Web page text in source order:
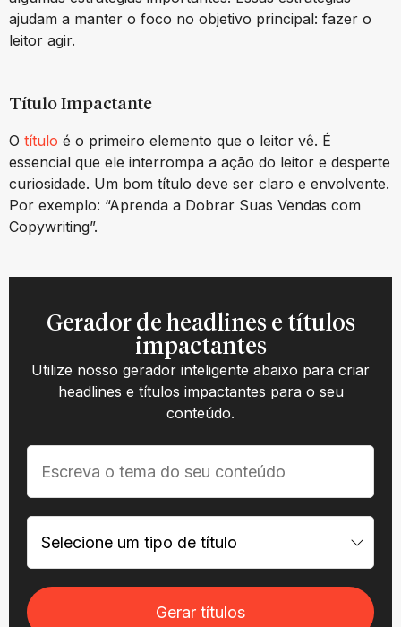
ajudam a manter o foco no objetivo principal: fazer o
leitor agir.
Título Impactante
O título é o primeiro elemento que o leitor vê. É
essencial que ele interrompa a ação do leitor e desperte
curiosidade. Um bom título deve ser claro e envolvente.
Por exemplo: “Aprenda a Dobrar Suas Vendas com
Copywriting”.
Gerador de headlines e títulos
impactantes
Utilize nosso gerador inteligente abaixo para criar
headlines e títulos impactantes para o seu
conteúdo.
Gerar títulos